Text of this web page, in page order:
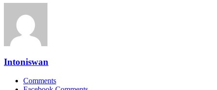
Intoniswan
Comments